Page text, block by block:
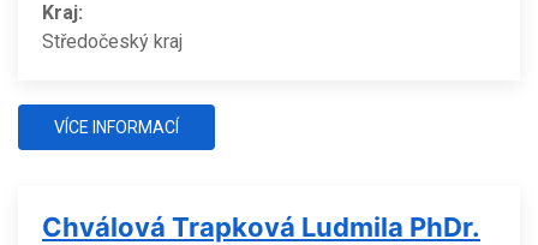
Kraj:
Středočeský kraj
VÍCE INFORMACÍ
Chválová Trapková Ludmila PhDr.